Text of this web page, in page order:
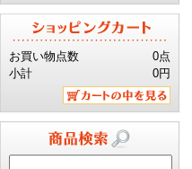
ログイン
お買い物点数
0点
小計
0円
カートの中を見る